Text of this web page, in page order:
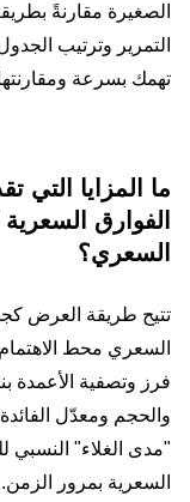
الصغيرة مقارنةً
التمرير وترتيب
تهمك بسرعة
ما المزايا
الفوارق
السعري؟
تتيح طريقة العرض
السعري محط
فرز وتصفية الأعمدة
والحجم ومعدّل
"مدى الغلاء" النسبي
السعرية بمرور الزمن.